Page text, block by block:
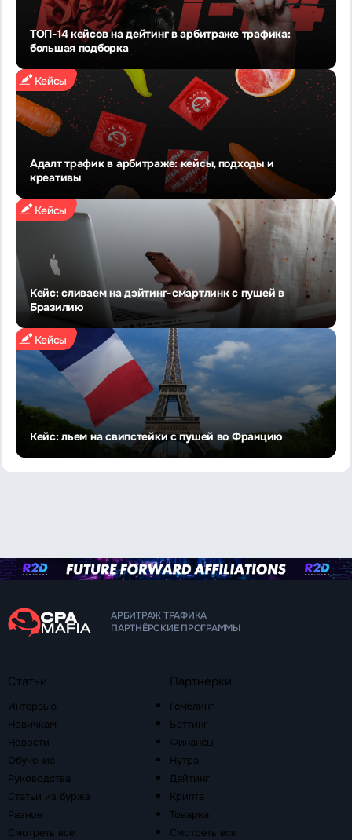
ТОП-14 кейсов на дейтинг в арбитраже трафика:
большая подборка
Кейсы
Адалт трафик в арбитраже: кейсы, подходы и
креативы
Кейсы
Кейс: сливаем на дэйтинг-смартлинк с пушей в
Бразилию
Кейсы
Кейс: льем на свипстейки с пушей во Францию
АРБИТРАЖ ТРАФИКА
ПАРТНЁРСКИЕ ПРОГРАММЫ
Статьи
Интервью
Новичкам
Новости
Обучение
Руководства
Статьи из буржа
Разное
Смотреть все
Партнерки
Гемблинг
Беттинг
Финансы
Нутра
Дейтинг
Крипта
Товарка
Смотреть все